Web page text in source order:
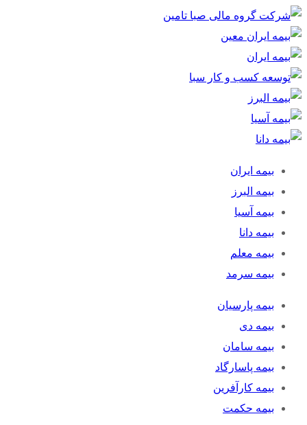
بیمه ایران
بیمه البرز
بیمه آسیا
بیمه دانا
بیمه معلم
بیمه سرمد
بیمه پارسیان
بیمه دی
بیمه سامان
بیمه پاسارگاد
بیمه کارآفرین
بیمه حکمت